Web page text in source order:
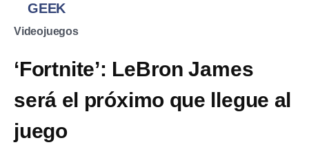
GEEK
Videojuegos
‘Fortnite’: LeBron James
será el próximo que llegue al
juego